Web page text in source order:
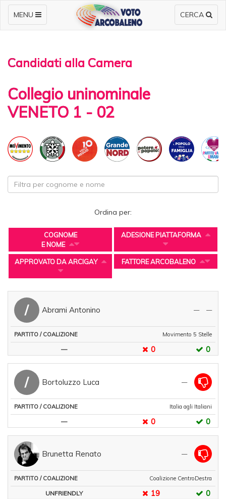
CERCA
MENU
Candidati alla Camera
Collegio uninominale
VENETO 1 - 02
Ordina per:
COGNOME
E NOME
ADESIONE PIATTAFORMA
APPROVATO DA ARCIGAY FATTORE ARCOBALENO
COGNOME
E NOME
PIATTAFORMA
PARTITO
FATTORE
ARCOBALENO
/ Abrami Antonino — —
Movimento 5 Stelle
— 0 0
/ Bortoluzzo Luca —
Italia agli Italiani
— 0 0
Brunetta Renato —
Coalizione CentroDestra
UNFRIENDLY 19 0